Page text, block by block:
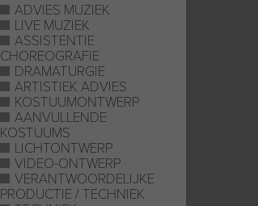
ADVIES MUZIEK
LIVE MUZIEK
ASSISTENTIE
CHOREOGRAFIE
DRAMATURGIE
ARTISTIEK ADVIES
KOSTUUMONTWERP
AANVULLENDE
KOSTUUMS
LICHTONTWERP
VIDEO-ONTWERP
VERANTWOORDELIJKE
PRODUCTIE / TECHNIEK